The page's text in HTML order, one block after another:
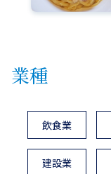
業種
飲食業
建設業